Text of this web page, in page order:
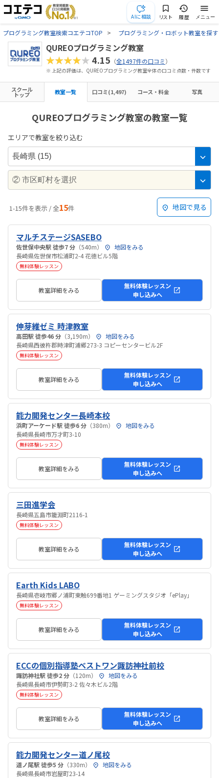
AIに相談 リスト 履歴 メニュー
プログラミング教室検索コエテコTOP プログラミング・ロボット教室を探す
QUREOプログラミング教室
★★★★★4.15 （全1497件の口コミ）
※ 上記の評価は、QUREOプログラミング教室全体の口コミ点数・件数です
スクール
トップ 教室一覧 口コミ(1,497) コース・料金 写真
QUREOプログラミング教室の教室一覧
エリアで教室を絞り込む
1-15件を表示 / 全15件 地図で見る
マルチステージSASEBO
佐世保中央駅 徒歩7 分 （540m）
地図をみる
長崎県佐世保市松浦町2-4 花徳ビル5階
無料体験レッスン
教室詳細をみる
無料体験レッスン
申し込みへ
伸芽維ゼミ 時津教室
高田駅 徒歩46 分 （3,190m）
地図をみる
長崎県西彼杵郡時津町浦郷273-3 コピーセンタービル2F
無料体験レッスン
教室詳細をみる
無料体験レッスン
申し込みへ
能力開発センター長崎本校
浜町アーケード駅 徒歩6 分 （380m）
地図をみる
長崎県長崎市万才町3-10
無料体験レッスン
教室詳細をみる
無料体験レッスン
申し込みへ
三田進学会
長崎県五島市籠淵町2116-1
無料体験レッスン
教室詳細をみる
無料体験レッスン
申し込みへ
Earth Kids LABO
長崎県壱岐市郷ノ浦町東触699番地1 ゲーミングスタジオ「ePlay」
無料体験レッスン
教室詳細をみる
無料体験レッスン
申し込みへ
ECCの個別指導塾ベストワン諏訪神社前校
諏訪神社駅 徒歩2 分 （120m）
地図をみる
長崎県長崎市伊勢町3-2 佐々木ビル2階
無料体験レッスン
教室詳細をみる
無料体験レッスン
申し込みへ
能力開発センター道ノ尾校
道ノ尾駅 徒歩5 分 （330m）
地図をみる
長崎県長崎市岩屋町23-14